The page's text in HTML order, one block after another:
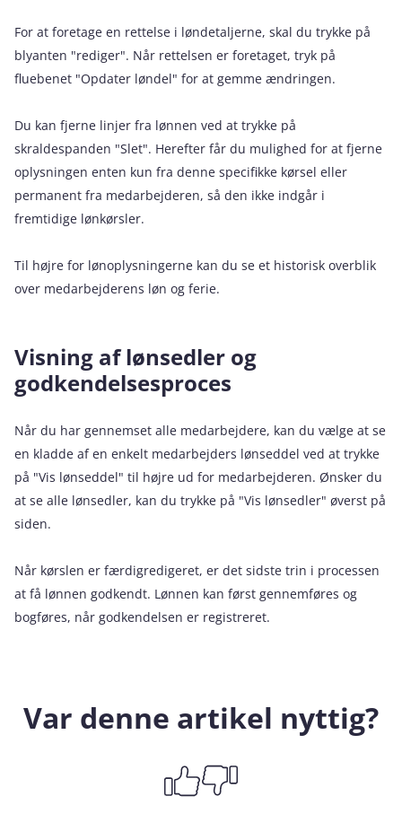
For at foretage en rettelse i løndetaljerne, skal du trykke på
blyanten "rediger". Når rettelsen er foretaget, tryk på
fluebenet "Opdater løndel" for at gemme ændringen.
Du kan fjerne linjer fra lønnen ved at trykke på
skraldespanden "Slet". Herefter får du mulighed for at fjerne
oplysningen enten kun fra denne specifikke kørsel eller
permanent fra medarbejderen, så den ikke indgår i
fremtidige lønkørsler.
Til højre for lønoplysningerne kan du se et historisk overblik
over medarbejderens løn og ferie.
Visning af lønsedler og
godkendelsesproces
Når du har gennemset alle medarbejdere, kan du vælge at se
en kladde af en enkelt medarbejders lønseddel ved at trykke
på "Vis lønseddel" til højre ud for medarbejderen. Ønsker du
at se alle lønsedler, kan du trykke på "Vis lønsedler" øverst på
siden.
Når kørslen er færdigredigeret, er det sidste trin i processen
at få lønnen godkendt. Lønnen kan først gennemføres og
bogføres, når godkendelsen er registreret.
Var denne artikel nyttig?